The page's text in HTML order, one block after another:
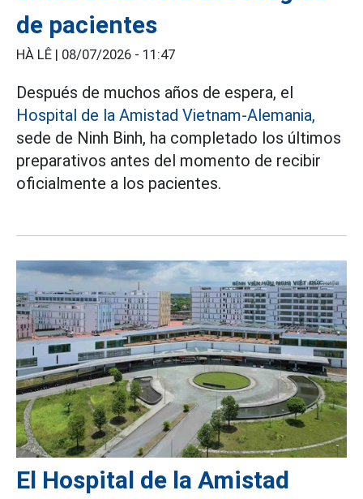
de pacientes
HÀ LÊ | 08/07/2026 - 11:47
Después de muchos años de espera, el
Hospital de la Amistad Vietnam-Alemania,
sede de Ninh Binh, ha completado los últimos
preparativos antes del momento de recibir
oficialmente a los pacientes.
El Hospital de la Amistad